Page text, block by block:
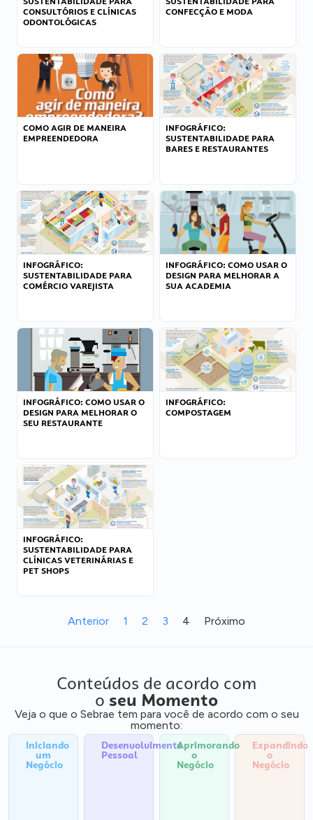
CONSULTÓRIOS E CLÍNICAS
ODONTOLÓGICAS
CONFECÇÃO E MODA
COMO AGIR DE MANEIRA
EMPREENDEDORA
INFOGRÁFICO:
SUSTENTABILIDADE PARA
BARES E RESTAURANTES
INFOGRÁFICO:
SUSTENTABILIDADE PARA
COMÉRCIO VAREJISTA
INFOGRÁFICO: COMO USAR O
DESIGN PARA MELHORAR A
SUA ACADEMIA
INFOGRÁFICO: COMO USAR O
DESIGN PARA MELHORAR O
SEU RESTAURANTE
INFOGRÁFICO:
COMPOSTAGEM
INFOGRÁFICO:
SUSTENTABILIDADE PARA
CLÍNICAS VETERINÁRIAS E
PET SHOPS
Anterior 1 2 3 4 Próximo
Conteúdos de acordo com
o seu Momento
Veja o que o Sebrae tem para você de acordo com o seu
momento:
Iniciando
um
Negócio
Desenvolvimento
Pessoal
Aprimorando
o
Negócio
Expandindo
o
Negócio